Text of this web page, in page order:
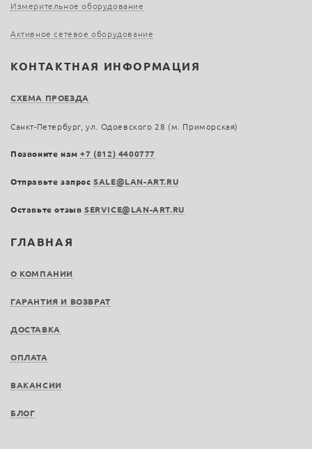
ГЛАВНАЯ
О КОМПАНИИ
ГАРАНТИЯ И ВОЗВРАТ
ДОСТАВКА
ОПЛАТА
ВАКАНСИИ
БЛОГ
Измерительное оборудование
Активное сетевое оборудование
КОНТАКТНАЯ ИНФОРМАЦИЯ
СХЕМА ПРОЕЗДА
Санкт-Петербург, ул. Одоевского 28 (м. Приморская)
Позвоните нам+7 (812) 4400777
Отправьте запросSALE@LAN-ART.RU
Оставьте отзыв SERVICE@LAN-ART.RU